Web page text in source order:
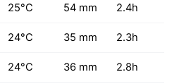
25°C 54 mm 2.4h
24°C 35 mm 2.3h
24°C 36 mm 2.8h